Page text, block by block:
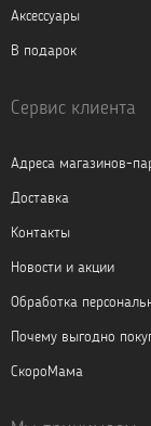
Аксессуары
В подарок
Сервис клиента
Адреса магазинов-
Доставка
Контакты
Новости и акции
Обработка
Почему выгодно
СкороМама